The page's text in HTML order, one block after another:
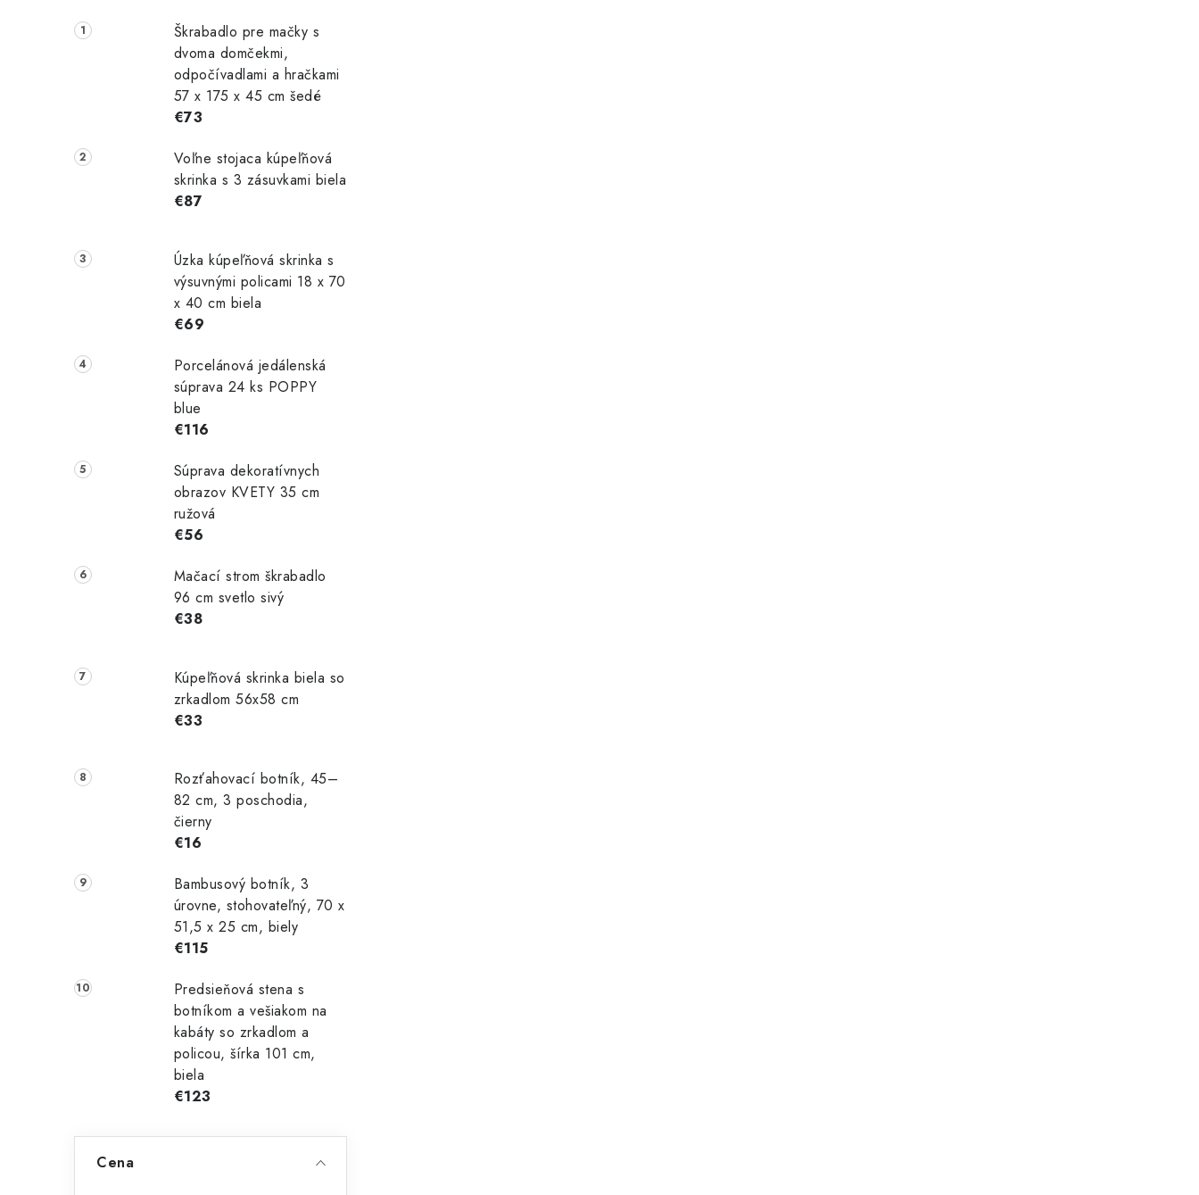
Škrabadlo pre mačky s
dvoma domčekmi,
odpočívadlami a hračkami
57 x 175 x 45 cm šedé
€73
Voľne stojaca kúpeľňová
skrinka s 3 zásuvkami biela
€87
Úzka kúpeľňová skrinka s
výsuvnými policami 18 x 70
x 40 cm biela
€69
Porcelánová jedálenská
súprava 24 ks POPPY
blue
€116
Súprava dekoratívnych
obrazov KVETY 35 cm
ružová
€56
Mačací strom škrabadlo
96 cm svetlo sivý
€38
Kúpeľňová skrinka biela so
zrkadlom 56x58 cm
€33
Rozťahovací botník, 45–
82 cm, 3 poschodia,
čierny
€16
Bambusový botník, 3
úrovne, stohovateľný, 70 x
51,5 x 25 cm, biely
€115
Predsieňová stena s
botníkom a vešiakom na
kabáty so zrkadlom a
policou, šírka 101 cm,
biela
€123
Cena